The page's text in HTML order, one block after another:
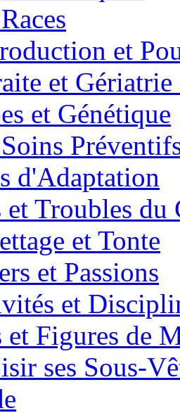
et
et
et Génétique
d'Adaptation
et Troubles du
et Tonte
et Passions
et
Figures de
ses Sous-